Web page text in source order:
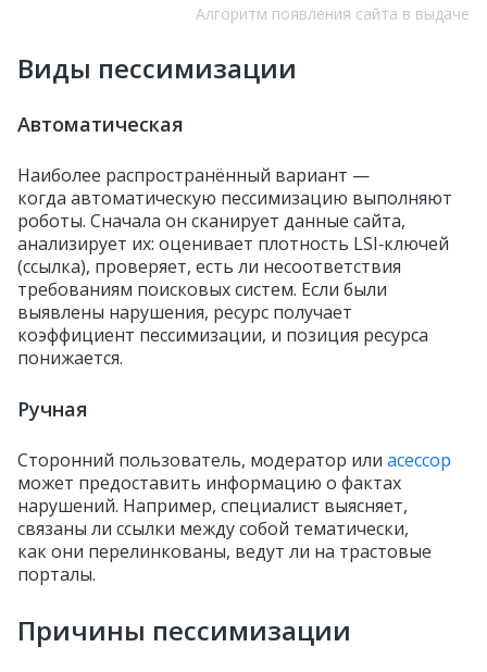
Алгоритм появления сайта в выдаче
Виды пессимизации
Автоматическая
Наиболее распространённый вариант —
когда автоматическую пессимизацию выполняют
роботы. Сначала он сканирует данные сайта,
анализирует их: оценивает плотность LSI‑ключей
(ссылка), проверяет, есть ли несоответствия
требованиям поисковых систем. Если были
выявлены нарушения, ресурс получает
коэффициент пессимизации, и позиция ресурса
понижается.
Ручная
Сторонний пользователь, модератор или асессор
может предоставить информацию о фактах
нарушений. Например, специалист выясняет,
связаны ли ссылки между собой тематически,
как они перелинкованы, ведут ли на трастовые
порталы.
Причины пессимизации